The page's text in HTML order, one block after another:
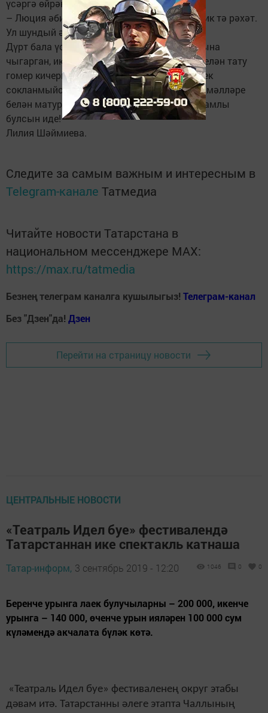
үсәргә өйрәнә.
– Люция әбиебез яныбызда булгач, безгә бик тә рәхәт.
Ул шундый әйбәт әби, – ди кечкенә Зәйнәп.
Дүрт бала үстереп, икесен олы тормыш юлына
чыгарган, ике дистә елдан артык каенана белән тату
гомер кичергән Җәлиловлар гаиләсенә ничек
сокланмыйсың инде?! Күңелләре, кылган гамәлләре
белән матур булган гаиләнең бәхете дә дәвамлы
булсын иде!
Лилия Шәймиева.
Следите за самым важным и интересным в
Telegram-канале Татмедиа
Читайте новости Татарстана в
национальном мессенджере MАХ:
https://max.ru/tatmedia
Безнең телеграм каналга кушылыгыз! Телеграм-канал
Без "Дзен"да! Дзен
Перейти на страницу новости
ЦЕНТРАЛЬНЫЕ НОВОСТИ
«Театраль Идел буе» фестивалендә
Татарстаннан ике спектакль катнаша
Татар-информ, 3 сентябрь 2019 - 12:20 1046 0 0
Беренче урынга лаек булучыларны – 200 000, икенче
урынга – 140 000, өченче урын ияләрен 100 000 сум
күләмендә акчалата бүләк көтә.
«Театраль Идел буе» фестиваленең округ этабы
дәвам итә. Татарстанны әлеге этапта Чаллының